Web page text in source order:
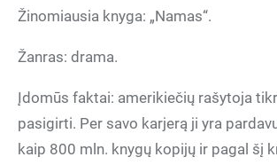
Žinomiausia knyga: „Namas“.
Žanras: drama.
Įdomūs faktai: amerikiečių rašytoja
pasigirti. Per savo karjerą ji yra
kaip 800 mln. knygų kopijų ir pagal šį